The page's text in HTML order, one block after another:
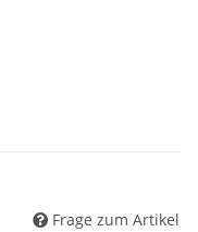
Frage zum Artikel